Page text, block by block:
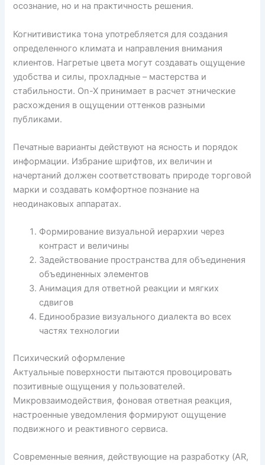
осознание, но и на практичность решения.
Когнитивистика тона употребляется для создания
определенного климата и направления внимания
клиентов. Нагретые цвета могут создавать ощущение
удобства и силы, прохладные – мастерства и
стабильности. On-X принимает в расчет этнические
расхождения в ощущении оттенков разными
публиками.
Печатные варианты действуют на ясность и порядок
информации. Избрание шрифтов, их величин и
начертаний должен соответствовать природе торговой
марки и создавать комфортное познание на
неодинаковых аппаратах.
Формирование визуальной иерархии через
контраст и величины
Задействование пространства для объединения
объединенных элементов
Анимация для ответной реакции и мягких
сдвигов
Единообразие визуального диалекта во всех
частях технологии
Психический оформление
Актуальные поверхности пытаются провоцировать
позитивные ощущения у пользователей.
Микровзаимодействия, фоновая ответная реакция,
настроенные уведомления формируют ощущение
подвижного и реактивного сервиса.
Современные веяния, действующие на разработку (AR,